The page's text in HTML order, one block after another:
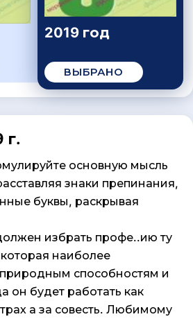
2019 год
ВЫБРАНО
г.
основную мысль
знаки препинания,
буквы, раскрывая
избрать профе..ию ту
наиболее
природным способностям и
он будет работать как
а за совесть. Любимому